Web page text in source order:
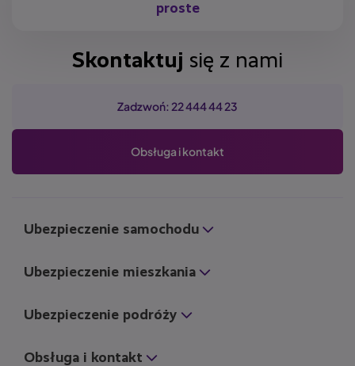
proste
Skontaktuj się z nami
Zadzwoń: 22 444 44 23
Obsługa i kontakt
Ubezpieczenie samochodu
Ubezpieczenie mieszkania
Ubezpieczenie podróży
Obsługa i kontakt